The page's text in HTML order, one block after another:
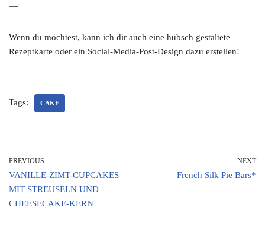
—
Wenn du möchtest, kann ich dir auch eine hübsch gestaltete
Rezeptkarte oder ein Social-Media-Post-Design dazu erstellen!
Tags: CAKE
PREVIOUS
VANILLE-ZIMT-CUPCAKES
MIT STREUSELN UND
CHEESECAKE-KERN
NEXT
French Silk Pie Bars*